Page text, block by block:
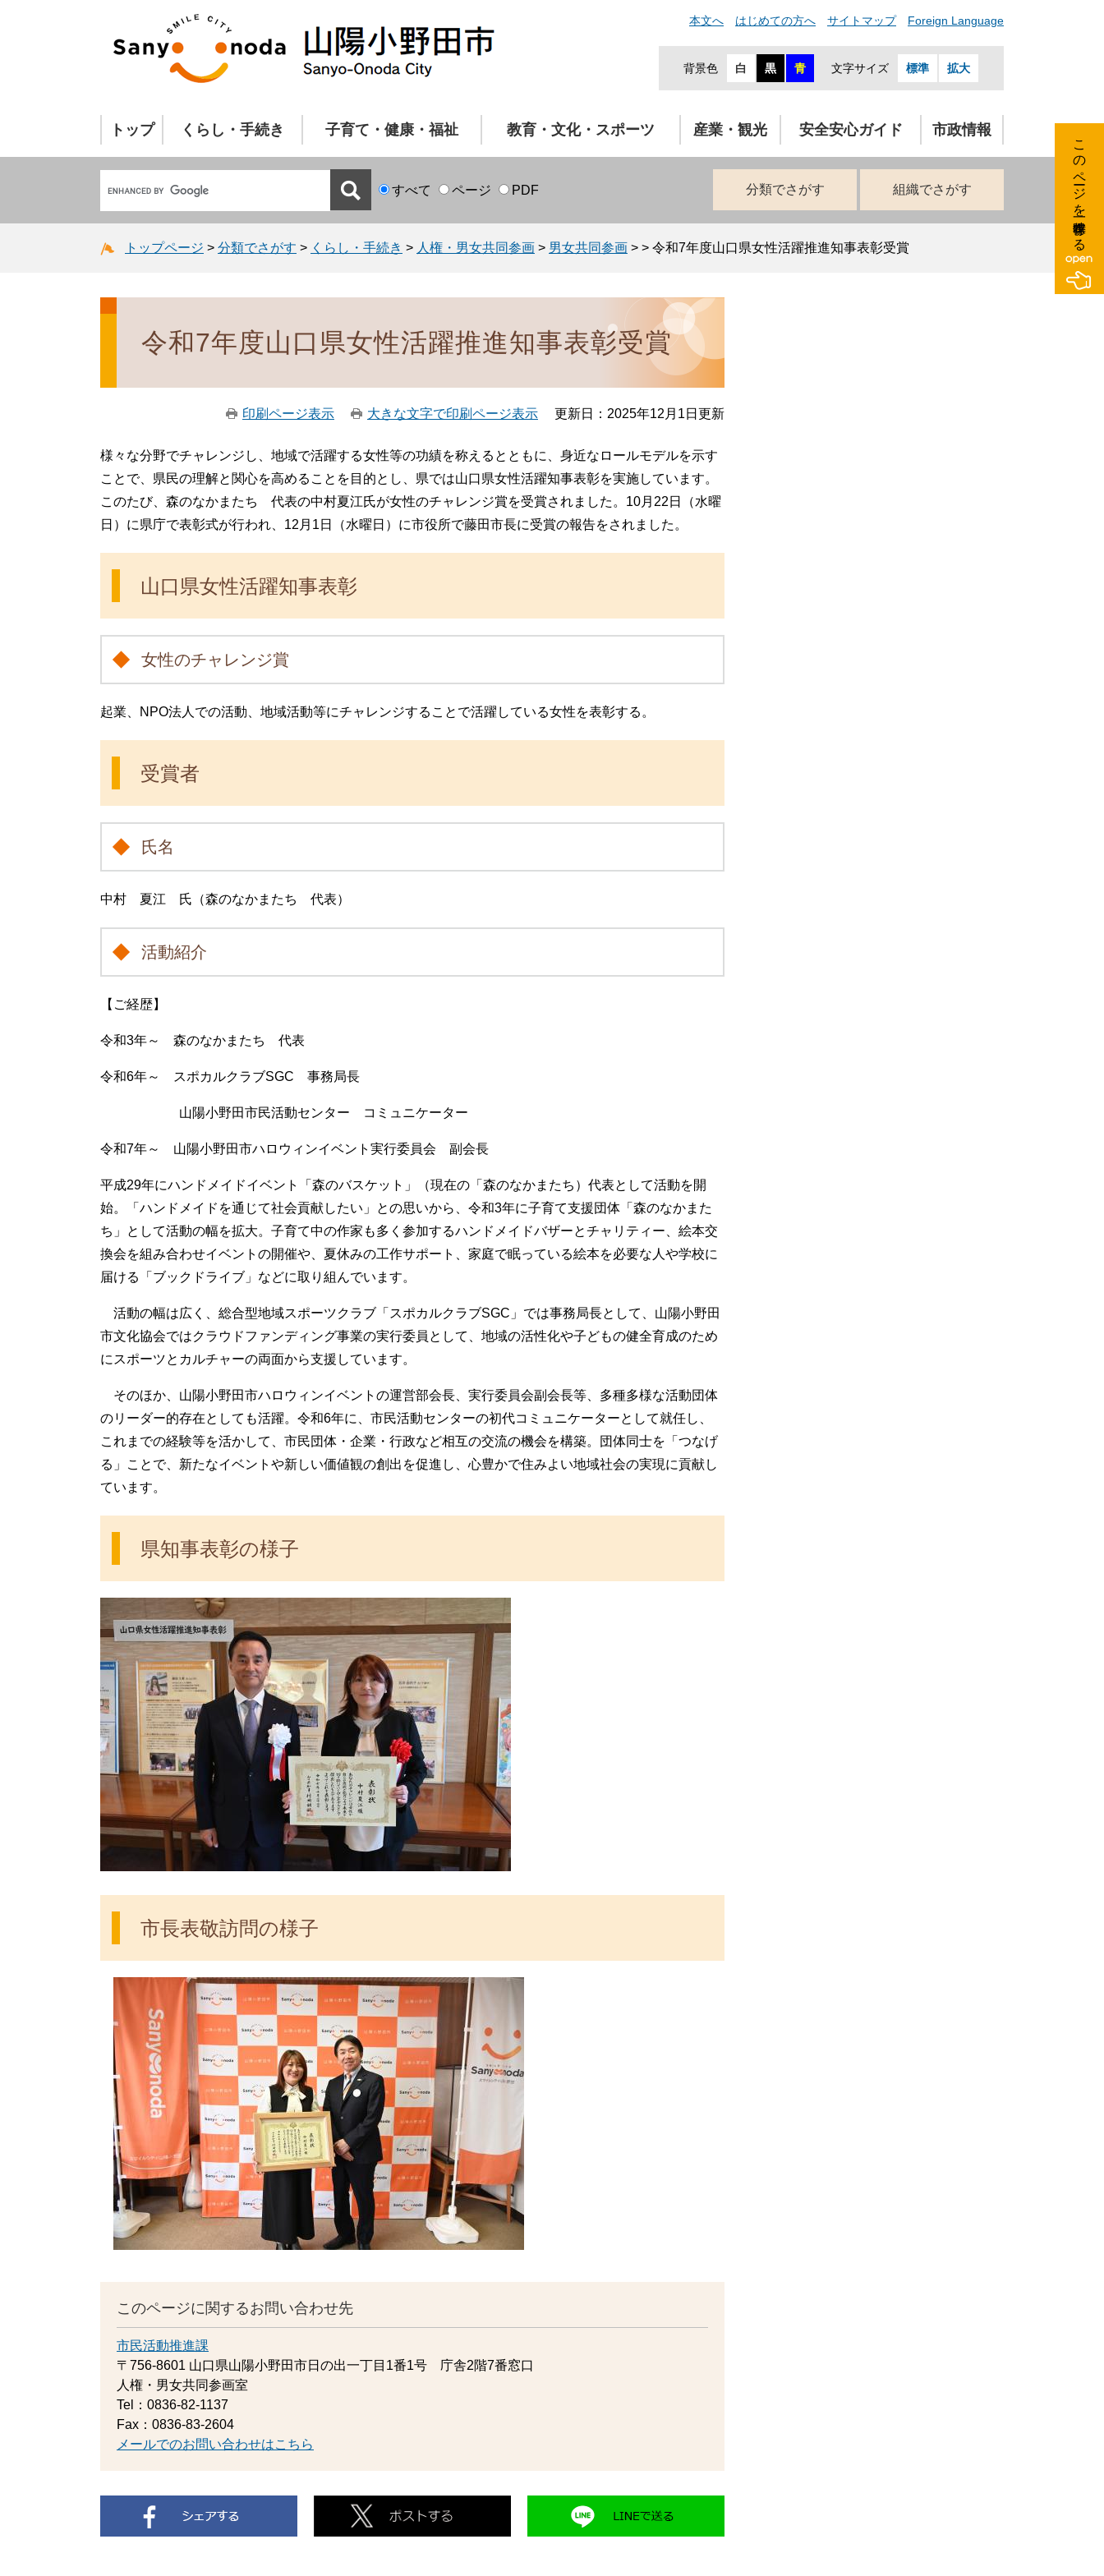
本文へ はじめての方へ サイトマップ Foreign Language
背景色 白 黒 青 文字サイズ 標準 拡大
トップ くらし・手続き 子育て・健康・福祉 教育・文化・スポーツ 産業・観光 安全安心ガイド 市政情報
すべて ページ PDF 分類でさがす 組織でさがす
トップページ > 分類でさがす > くらし・手続き > 人権・男女共同参画 > 男女共同参画 > > 令和7年度山口県女性活躍推進知事表彰受賞
令和7年度山口県女性活躍推進知事表彰受賞
印刷ページ表示 大きな文字で印刷ページ表示 更新日：2025年12月1日更新
様々な分野でチャレンジし、地域で活躍する女性等の功績を称えるとともに、身近なロールモデルを示す
ことで、県民の理解と関心を高めることを目的とし、県では山口県女性活躍知事表彰を実施しています。
このたび、森のなかまたち 代表の中村夏江氏が女性のチャレンジ賞を受賞されました。10月22日（水曜
日）に県庁で表彰式が行われ、12月1日（水曜日）に市役所で藤田市長に受賞の報告をされました。
山口県女性活躍知事表彰
女性のチャレンジ賞
起業、NPO法人での活動、地域活動等にチャレンジすることで活躍している女性を表彰する。
受賞者
氏名
中村 夏江 氏（森のなかまたち 代表）
活動紹介
【ご経歴】
令和3年～ 森のなかまたち 代表
令和6年～ スポカルクラブSGC 事務局長
山陽小野田市民活動センター コミュニケーター
令和7年～ 山陽小野田市ハロウィンイベント実行委員会 副会長
平成29年にハンドメイドイベント「森のバスケット」（現在の「森のなかまたち）代表として活動を開
始。「ハンドメイドを通じて社会貢献したい」との思いから、令和3年に子育て支援団体「森のなかまた
ち」として活動の幅を拡大。子育て中の作家も多く参加するハンドメイドバザーとチャリティー、絵本交
換会を組み合わせイベントの開催や、夏休みの工作サポート、家庭で眠っている絵本を必要な人や学校に
届ける「ブックドライブ」などに取り組んでいます。
活動の幅は広く、総合型地域スポーツクラブ「スポカルクラブSGC」では事務局長として、山陽小野田
市文化協会ではクラウドファンディング事業の実行委員として、地域の活性化や子どもの健全育成のため
にスポーツとカルチャーの両面から支援しています。
そのほか、山陽小野田市ハロウィンイベントの運営部会長、実行委員会副会長等、多種多様な活動団体
のリーダー的存在としても活躍。令和6年に、市民活動センターの初代コミュニケーターとして就任し、
これまでの経験等を活かして、市民団体・企業・行政など相互の交流の機会を構築。団体同士を「つなげ
る」ことで、新たなイベントや新しい価値観の創出を促進し、心豊かで住みよい地域社会の実現に貢献し
ています。
県知事表彰の様子
市長表敬訪問の様子
このページに関するお問い合わせ先
市民活動推進課
〒756-8601 山口県山陽小野田市日の出一丁目1番1号 庁舎2階7番窓口
人権・男女共同参画室
Tel：0836-82-1137
Fax：0836-83-2604
メールでのお問い合わせはこちら
このページを一時保存する